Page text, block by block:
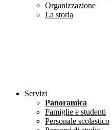
Organizzazione
La storia
Servizi
Panoramica
Famiglie e studenti
Personale scolastico